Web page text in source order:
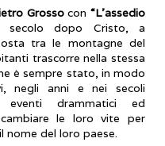
Grossocon “L’assedio
secolo dopo Cristo, a
tra le montagne del
trascorre nella stessa
è sempre stato, in modo
negli anni e nei secoli
eventi drammatici ed
le loro vite per
nome del loro paese.